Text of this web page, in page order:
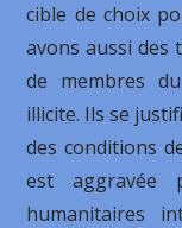
cible de choix
avons aussi des
de membres
illicite. Ils se
des conditions
est aggravée
humanitaires